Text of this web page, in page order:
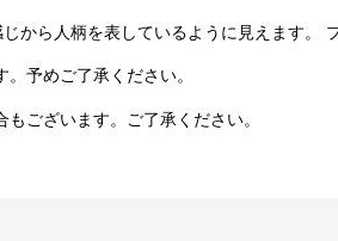
ら人柄を表しているように見えます。
予めご了承ください。
ございます。ご了承ください。